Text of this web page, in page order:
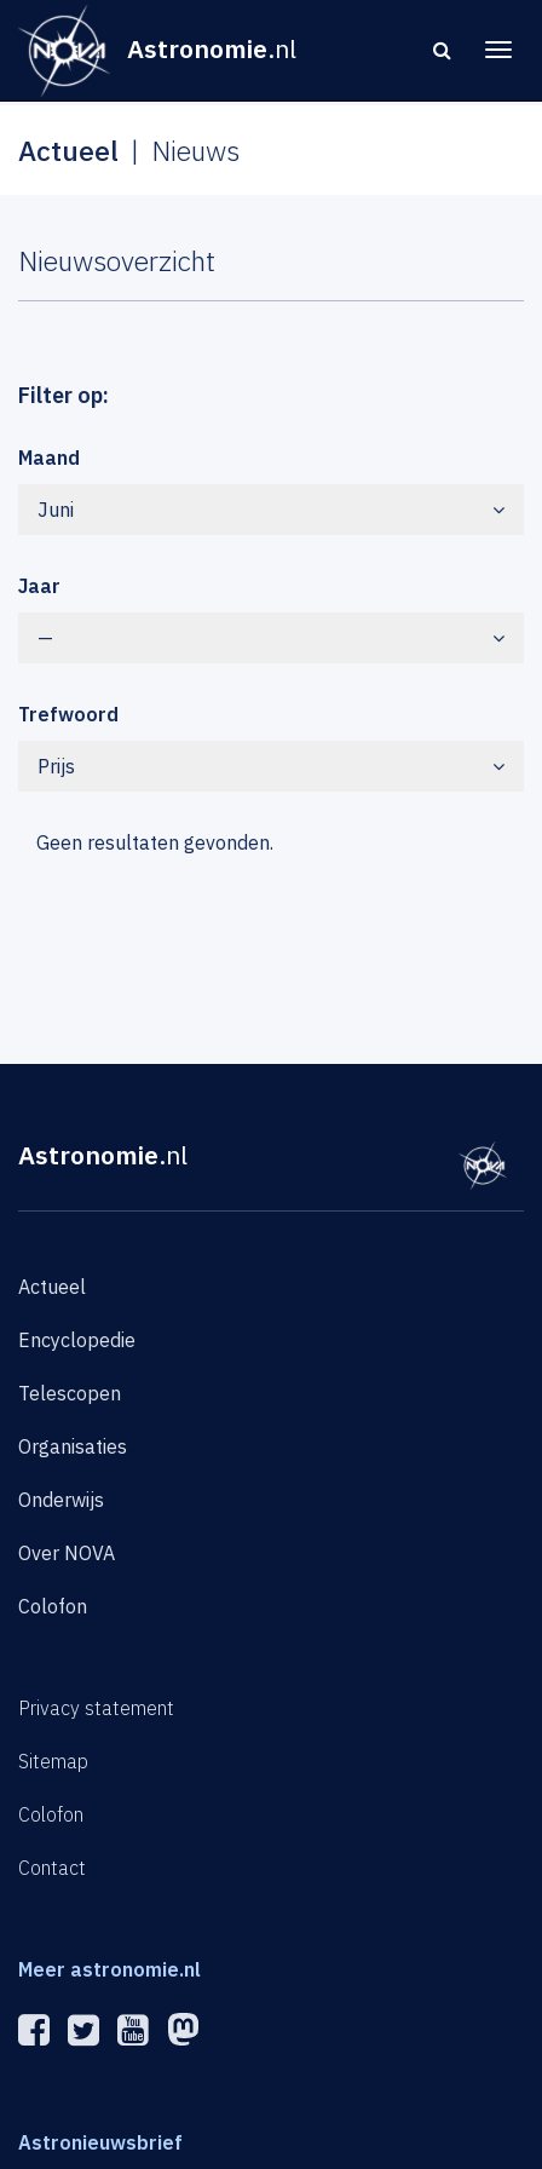
Astronomie.nl
Actueel Nieuws
Nieuwsoverzicht
Filter op:
Maand
Juni
Jaar
—
Trefwoord
Prijs
Geen resultaten gevonden.
Astronomie.nl
Actueel
Encyclopedie
Telescopen
Organisaties
Onderwijs
Over NOVA
Colofon
Privacy statement
Sitemap
Colofon
Contact
Meer astronomie.nl
Astronieuwsbrief